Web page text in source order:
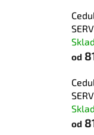
od
od